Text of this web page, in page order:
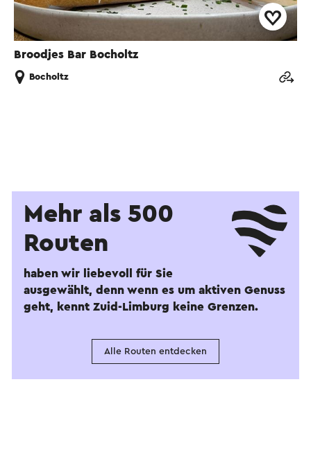
Broodjes Bar Bocholtz
Bocholtz
Mehr als 500
Routen
haben wir liebevoll für Sie
ausgewählt, denn wenn es um aktiven Genuss
geht, kennt Zuid-Limburg keine Grenzen.
Alle Routen entdecken